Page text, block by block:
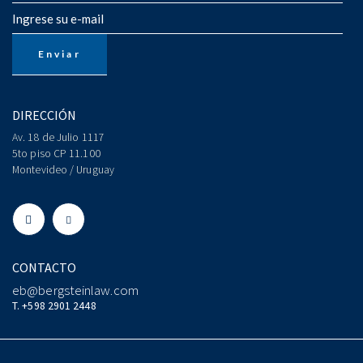
DIRECCIÓN
Av. 18 de Julio 1117
5to piso CP 11.100
Montevideo / Uruguay
CONTACTO
eb@bergsteinlaw.com
T. +598 2901 2448